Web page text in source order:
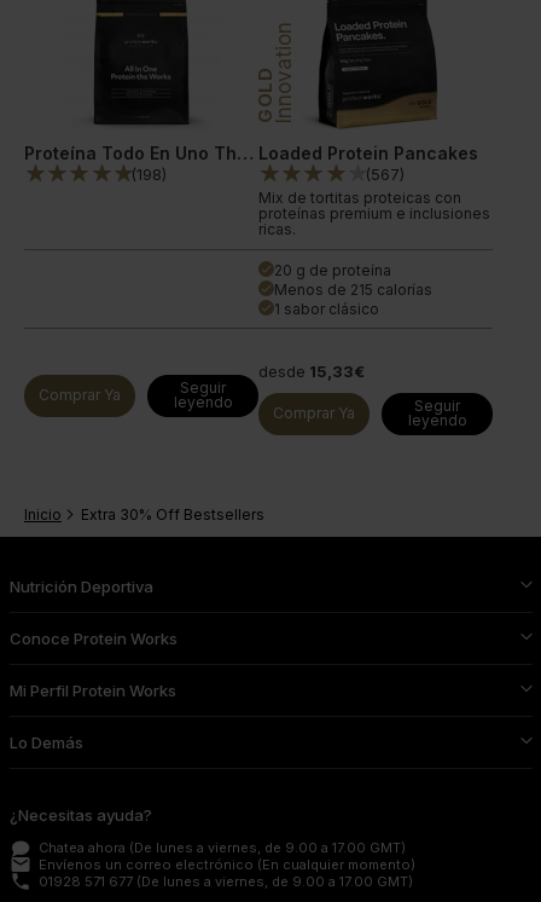
Proteína Todo En Uno The Works™
(198)
Comprar Ya
Seguir
leyendo
GOLDInnovation
Loaded Protein Pancakes
(567)
Mix de tortitas proteicas con
proteínas premium e inclusiones
ricas.
done 20 g de proteína
done Menos de 215 calorías
done 1 sabor clásico
desde 15,33€
Comprar Ya
Seguir
leyendo
Inicio Extra 30% Off Bestsellers
Nutrición Deportiva
Conoce Protein Works
Mi Perfil Protein Works
Lo Demás
¿Necesitas ayuda?
Chatea ahora (De lunes a viernes, de 9.00 a 17.00 GMT)
email Envíenos un correo electrónico (En cualquier momento)
phone 01928 571 677 (De lunes a viernes, de 9.00 a 17.00 GMT)